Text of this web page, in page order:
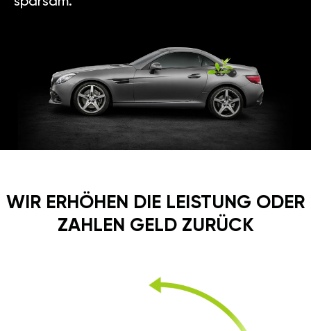
WIR ERHÖHEN DIE LEISTUNG ODER
ZAHLEN GELD ZURÜCK